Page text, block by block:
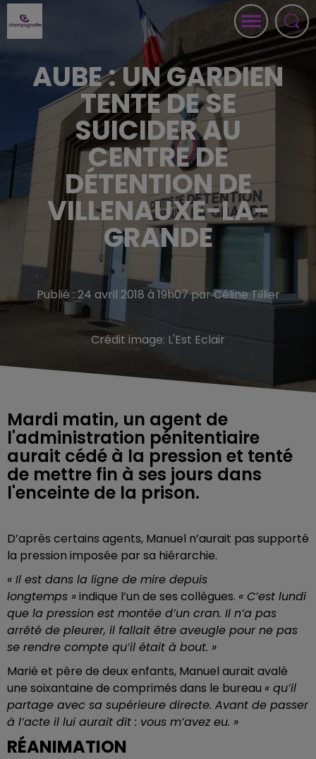
AUBE : UN GARDIEN
TENTE DE SE
SUICIDER AU
CENTRE DE
DÉTENTION DE
VILLENAUXE-LA-
GRANDE
Publié : 24 avril 2018 à 19h07 par Céline Tillier
Crédit image: L'Est Eclair
Mardi matin, un agent de
l'administration pénitentiaire
aurait cédé à la pression et tenté
de mettre fin à ses jours dans
l'enceinte de la prison.
D’après certains agents, Manuel n’aurait pas supporté
la pression imposée par sa hiérarchie.
« Il est dans la ligne de mire depuis
longtemps »indique l’un de ses collègues. « C’est lundi
que la pression est montée d’un cran. Il n’a pas
arrêté de pleurer, il fallait être aveugle pour ne pas
se rendre compte qu’il était à bout. »
Marié et père de deux enfants, Manuel aurait avalé
une soixantaine de comprimés dans le bureau « qu’il
partage avec sa supérieure directe. Avant de passer
à l’acte il lui aurait dit : vous m’avez eu. »
RÉANIMATION